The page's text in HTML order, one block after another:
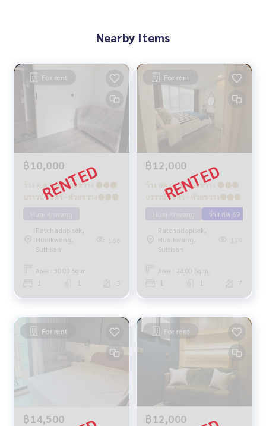
Nearby Items
For rent
฿10,000
ว่าง ต.ค.68🔴ห้วยขวาง 🟢🟡🟣
บราวน์ รัชดา - ห้วยขวาง🟢🟡🟣
Ratchadapisek,
Huaikwang,
Suttisan
166
Area : 30.00 Sq.m.
1 1 3
For rent
฿12,000
ว่าง สค 69 🟢ห้วยขวาง 🟢🟡🟣
บราวน์ รัชดา - ห้วยขวาง🟢🟡🟣
ว่าง สค 69
Ratchadapisek,
Huaikwang,
Suttisan
179
Area : 24.00 Sq.m.
1 1 7
For rent
฿14,500
For rent
฿12,000